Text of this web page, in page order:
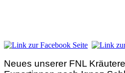
Neues unserer FNL